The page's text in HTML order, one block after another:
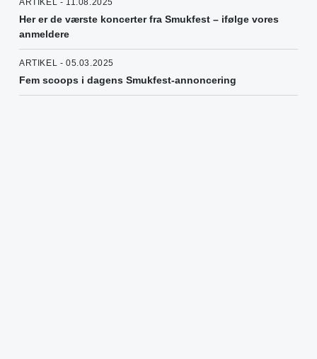
ARTIKEL - 11.08.2025
Her er de værste koncerter fra Smukfest – ifølge vores
anmeldere
ARTIKEL - 05.03.2025
Fem scoops i dagens Smukfest-annoncering